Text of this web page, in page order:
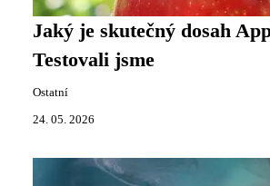
Jaký je skutečný dosah
Testovali jsme
Ostatní
24. 05. 2026